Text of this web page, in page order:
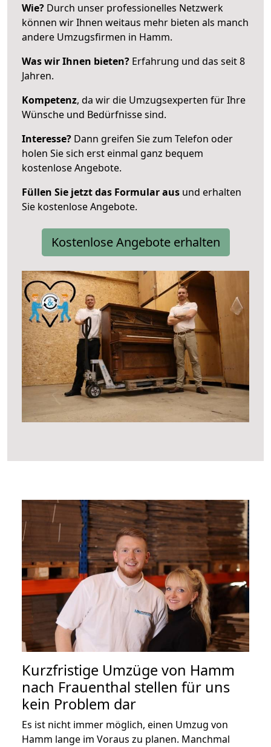
Wie? Durch unser professionelles Netzwerk
können wir Ihnen weitaus mehr bieten als manch
andere Umzugsfirmen in Hamm.
Was wir Ihnen bieten? Erfahrung und das seit 8
Jahren.
Kompetenz, da wir die Umzugsexperten für Ihre
Wünsche und Bedürfnisse sind.
Interesse? Dann greifen Sie zum Telefon oder
holen Sie sich erst einmal ganz bequem
kostenlose Angebote.
Füllen Sie jetzt das Formular aus und erhalten
Sie kostenlose Angebote.
Kostenlose Angebote erhalten
Kurzfristige Umzüge von Hamm
nach Frauenthal stellen für uns
kein Problem dar
Es ist nicht immer möglich, einen Umzug von
Hamm lange im Voraus zu planen. Manchmal